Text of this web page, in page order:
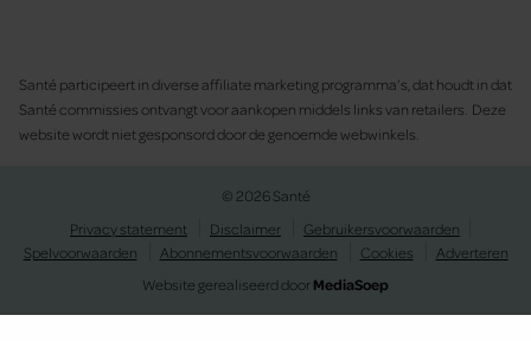
Santé participeert in diverse affiliate marketing programma’s, dat houdt in dat
Santé commissies ontvangt voor aankopen middels links van retailers. Deze
website wordt niet gesponsord door de genoemde webwinkels.
© 2026 Santé
Privacy statement
Disclaimer
Gebruikersvoorwaarden
Spelvoorwaarden
Abonnementsvoorwaarden Cookies
Adverteren
Website gerealiseerd doorMediaSoep